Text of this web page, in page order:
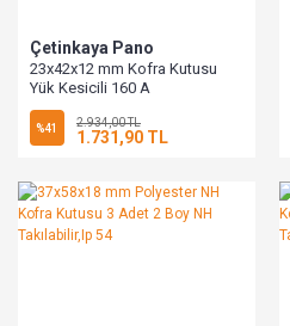
Çetinkaya Pano
23x42x12 mm Kofra Kutusu
Yük Kesicili 160 A
%41 2.934,00 TL
1.731,90 TL